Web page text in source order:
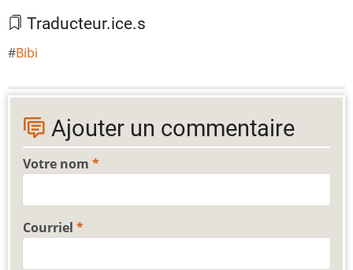
Traducteur.ice.s
Bibi
Ajouter un commentaire
Votre nom
Courriel